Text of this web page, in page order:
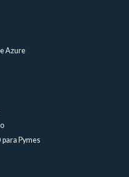
Azure
para Pymes